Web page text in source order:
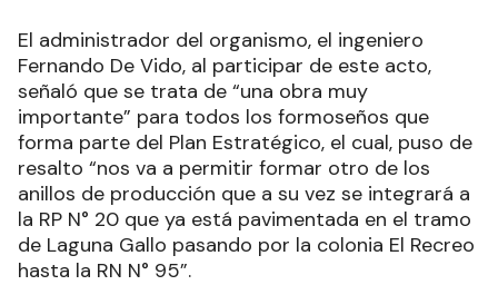
El administrador del organismo, el ingeniero
Fernando De Vido, al participar de este acto,
señaló que se trata de “una obra muy
importante” para todos los formoseños que
forma parte del Plan Estratégico, el cual, puso de
resalto “nos va a permitir formar otro de los
anillos de producción que a su vez se integrará a
la RP N° 20 que ya está pavimentada en el tramo
de Laguna Gallo pasando por la colonia El Recreo
hasta la RN N° 95”.